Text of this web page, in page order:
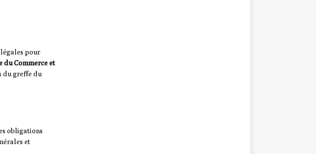
pour
du Commerce et
du greffe du
obligations
et